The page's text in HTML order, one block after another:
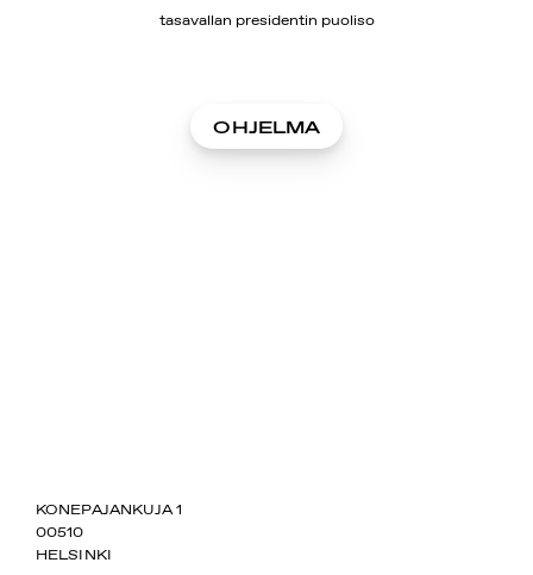
tasavallan presidentin puoliso
OHJELMA
SUOMIAREENA
KONEPAJANKUJA 1
00510
HELSINKI